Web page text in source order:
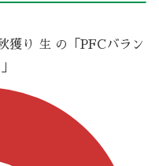
獲り 生 の「PFCバラン